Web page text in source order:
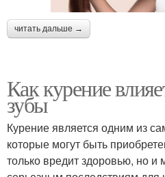
читать дальше →
Как курение
зубы
Курение является одним из
которые могут быть
только вредит здоровью, но и